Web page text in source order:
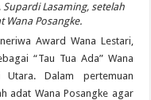
Lasaming, setelah
Posangke.
Award Wana Lestari,
“Tau Tua Ada” Wana
Utara. Dalam pertemuan
adat Wana Posangke agar